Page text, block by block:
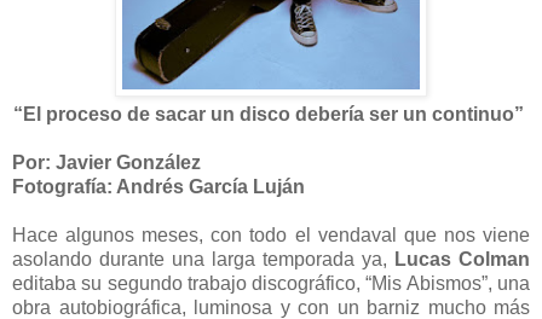
“El proceso de sacar un disco debería ser un continuo”
Por: Javier González
Fotografía: Andrés García Luján
Hace algunos meses, con todo el vendaval que nos viene
asolando durante una larga temporada ya, Lucas Colman
editaba su segundo trabajo discográfico, “Mis Abismos”, una
obra autobiográfica, luminosa y con un barniz mucho más